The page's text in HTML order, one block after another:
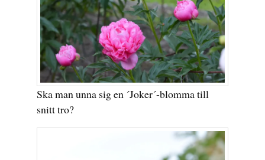
Ska man unna sig en ´Joker´-blomma till
snitt tro?